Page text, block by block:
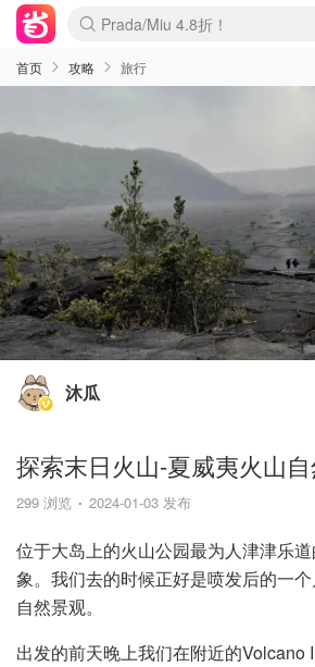
麦卢卡蜂蜜夏促！个位数！
Prada/Miu 4.8折！
啥？必胜客披萨5折！
首页 攻略 旅行
沐瓜
探索末日火山-夏威夷火山
299 浏览 2024-01-03 发布
位于大岛上的火山公园最为人津津乐
象。我们去的时候正好是喷发后的一
自然景观。
出发的前天晚上我们在附近的Volcano